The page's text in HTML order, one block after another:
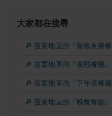
大家都在搜尋
🔎 苗栗地區的『寵物友善
🔎 苗栗地區的『景觀餐廳
🔎 苗栗地區的『下午茶餐
🔎 苗栗地區的『晚餐餐廳